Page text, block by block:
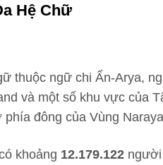
Hệ Chữ
thuộc ngữ chi Ấn-Arya,
và một số khu vực của
đông của Vùng
khoảng 12.179.122 người